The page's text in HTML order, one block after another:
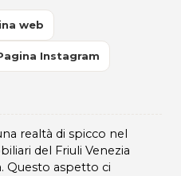
web
Instagram
realtà di spicco nel
del Friuli Venezia
Questo aspetto ci